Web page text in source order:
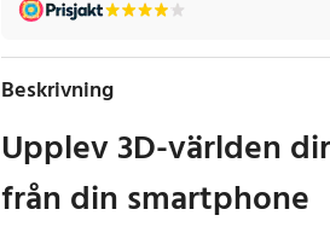
Beskrivning
Upplev 3D-världen
från din smartphone